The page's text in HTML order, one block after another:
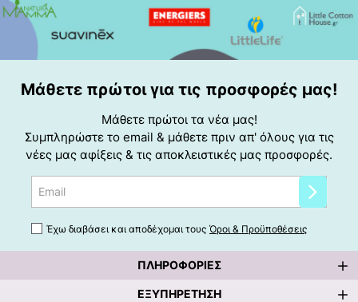
Μάθετε πρώτοι για τις προσφορές μας!
Μάθετε πρώτοι τα νέα μας!
Συμπληρώστε το email & μάθετε πριν απ' όλους για τις
νέες μας αφίξεις & τις αποκλειστικές μας προσφορές.
Έχω διαβάσει και αποδέχομαι τους Όροι & Προϋποθέσεις
ΠΛΗΡΟΦΟΡΊΕΣ
ΕΞΥΠΗΡΈΤΗΣΗ